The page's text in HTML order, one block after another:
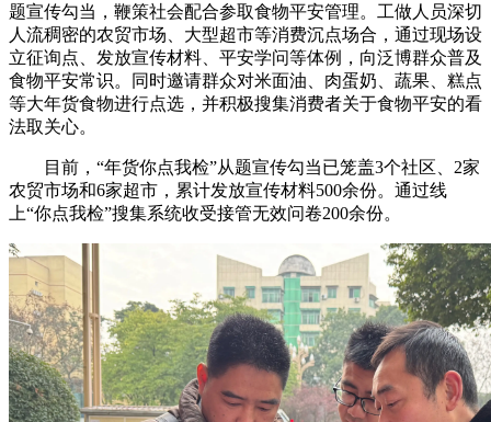
题宣传勾当，鞭策社会配合参取食物平安管理。工做人员深切
人流稠密的农贸市场、大型超市等消费沉点场合，通过现场设
立征询点、发放宣传材料、平安学问等体例，向泛博群众普及
食物平安常识。同时邀请群众对米面油、肉蛋奶、蔬果、糕点
等大年货食物进行点选，并积极搜集消费者关于食物平安的看
法取关心。
目前，“年货你点我检”从题宣传勾当已笼盖3个社区、2家
农贸市场和6家超市，累计发放宣传材料500余份。通过线
上“你点我检”搜集系统收受接管无效问卷200余份。